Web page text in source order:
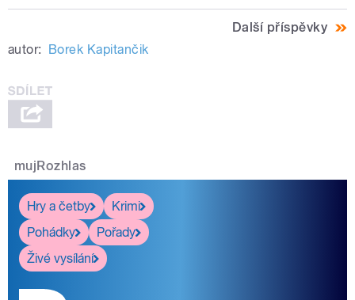
Další příspěvky
autor: Borek Kapitančik
mujRozhlas
Hry a četby
Krimi
Pohádky
Pořady
Živé vysílání